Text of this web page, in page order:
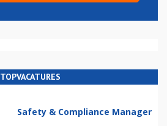
TOPVACATURES
Safety & Compliance Manager